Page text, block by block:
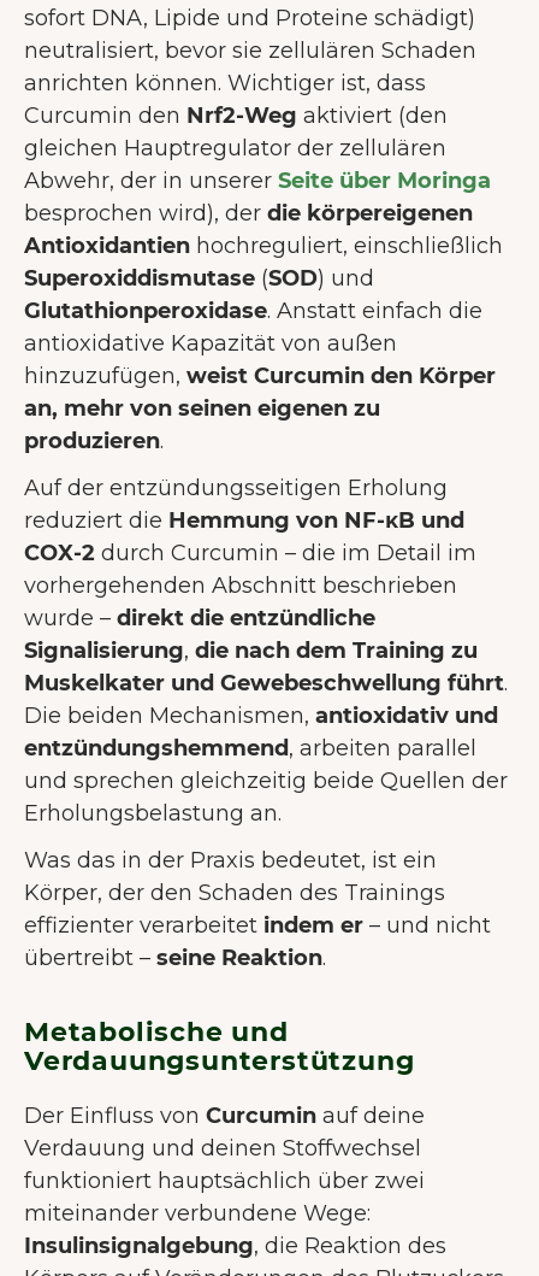
sofort DNA, Lipide und Proteine schädigt)
neutralisiert, bevor sie zellulären Schaden
anrichten können. Wichtiger ist, dass
Curcumin den Nrf2-Weg aktiviert (den
gleichen Hauptregulator der zellulären
Abwehr, der in unserer Seite über Moringa
besprochen wird), der die körpereigenen
Antioxidantien hochreguliert, einschließlich
Superoxiddismutase (SOD) und
Glutathionperoxidase. Anstatt einfach die
antioxidative Kapazität von außen
hinzuzufügen, weist Curcumin den Körper
an, mehr von seinen eigenen zu
produzieren.
Auf der entzündungsseitigen Erholung
reduziert die Hemmung von NF-κB und
COX-2 durch Curcumin – die im Detail im
vorhergehenden Abschnitt beschrieben
wurde – direkt die entzündliche
Signalisierung, die nach dem Training zu
Muskelkater und Gewebeschwellung führt.
Die beiden Mechanismen, antioxidativ und
entzündungshemmend, arbeiten parallel
und sprechen gleichzeitig beide Quellen der
Erholungsbelastung an.
Was das in der Praxis bedeutet, ist ein
Körper, der den Schaden des Trainings
effizienter verarbeitet indem er – und nicht
übertreibt – seine Reaktion.
Metabolische und
Verdauungsunterstützung
Der Einfluss von Curcumin auf deine
Verdauung und deinen Stoffwechsel
funktioniert hauptsächlich über zwei
miteinander verbundene Wege:
Insulinsignalgebung, die Reaktion des